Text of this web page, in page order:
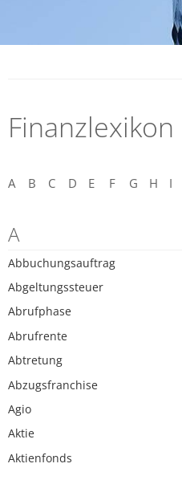
Finanzlexikon
A B C D E F G H I
A
Abbuchungsauftrag
Abgeltungssteuer
Abrufphase
Abrufrente
Abtretung
Abzugsfranchise
Agio
Aktie
Aktienfonds